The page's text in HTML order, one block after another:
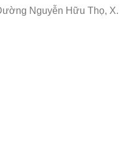
Nguyễn Hữu Thọ, X.